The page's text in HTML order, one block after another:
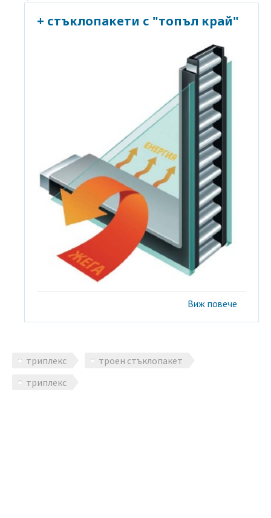
+ стъклопакети с "топъл край"
Виж повече
триплекс
троен стъклопакет
триплекс